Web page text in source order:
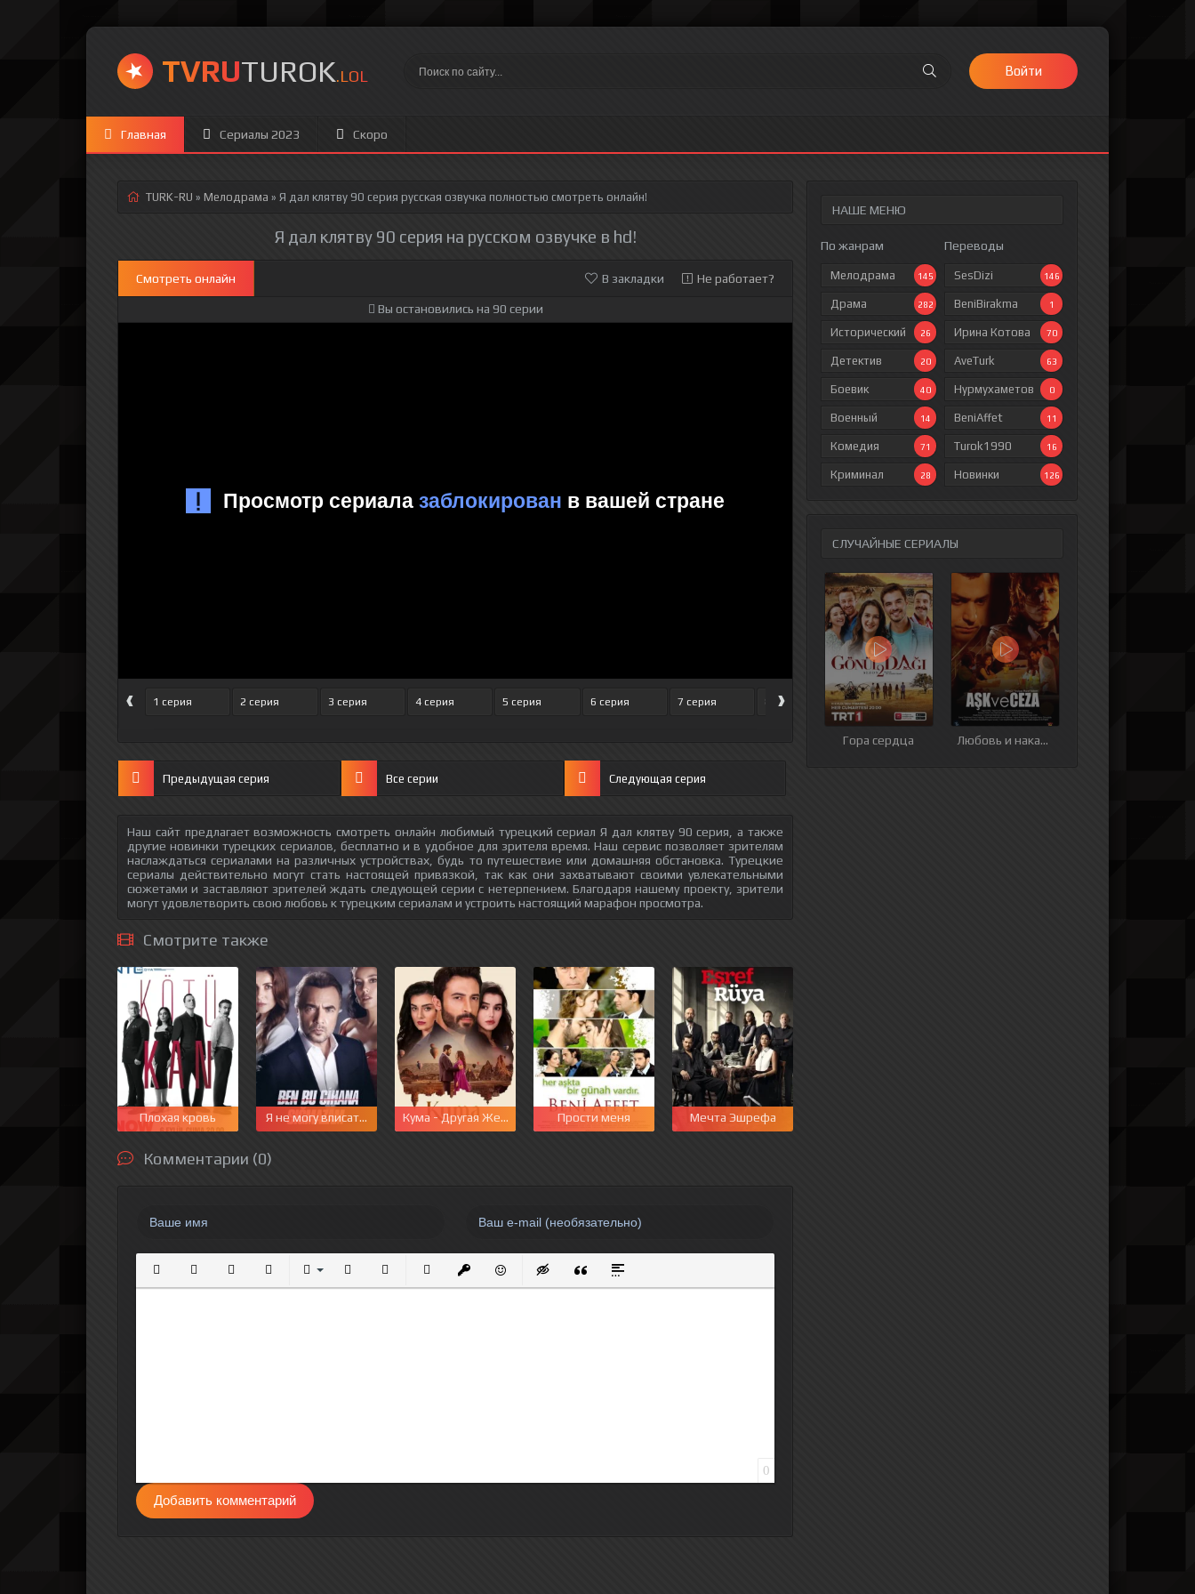
TVRUTUROK.LOL Войти
Главная Сериалы 2023 Скоро
НАШЕ МЕНЮ
По жанрам
Мелодрама 145
Драма 282
Исторический 26
Детектив 20
Боевик 40
Военный 14
Комедия 71
Криминал 28
Переводы
SesDizi 146
BeniBirakma 1
Ирина Котова 70
AveTurk 63
Нурмухаметов 0
BeniAffet 11
Turok1990 16
Новинки 126
СЛУЧАЙНЫЕ СЕРИАЛЫ
Гора сердца Любовь и наказания
TURK-RU » Мелодрама » Я дал клятву 90 серия русская озвучка полностью смотреть онлайн!
Я дал клятву 90 серия на русском озвучке в hd!
Смотреть онлайн В закладки Не работает?
Вы остановились на 90 серии
‹ 1 серия 2 серия 3 серия 4 серия 5 серия 6 серия 7 серия 8 серия 9 серия 10 серия 11 серия
›
Предыдущая серия Все серии Следующая серия
Наш сайт предлагает возможность смотреть онлайн любимый турецкий сериал Я дал клятву 90 серия, а также
другие новинки турецких сериалов, бесплатно и в удобное для зрителя время. Наш сервис позволяет зрителям
наслаждаться сериалами на различных устройствах, будь то путешествие или домашняя обстановка. Турецкие
сериалы действительно могут стать настоящей привязкой, так как они захватывают своими увлекательными
сюжетами и заставляют зрителей ждать следующей серии с нетерпением. Благодаря нашему проекту, зрители
могут удовлетворить свою любовь к турецким сериалам и устроить настоящий марафон просмотра.
Смотрите также
Плохая кровь Я не могу вписаться в этот мирКума - Другая Жена Прости меня Мечта Эшрефа
Комментарии (0)
Полужирный
КурсивПодчеркнутый
ЗачеркнутыйВыравнивание
Нумерованный список
Маркированный список
Вставить ссылку
Вставить защищенную ссылку
Вставить смайлик
Вставка скрытого текста
Вставка цитаты
Вставка спойлера
0
Добавить комментарий